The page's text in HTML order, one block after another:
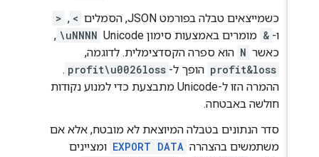
כשמייצאים טבלה בפורמט JSON, הסמלים
<
,
>
מומרים באמצעות סימון Unicode‏ \uNNNN
,
כאשר N הוא ספרה הקסדצימלית. לדוגמה,
profit&loss הופך ל- profit\u0026loss
.
ההמרה הזו ל-Unicode מתבצעת כדי למנוע נקודות
חולשה באבטחה.
סדר הנתונים בטבלה המיוצאת לא מובטח, אלא אם
משתמשים בהצהרה EXPORT DATA ומציינים